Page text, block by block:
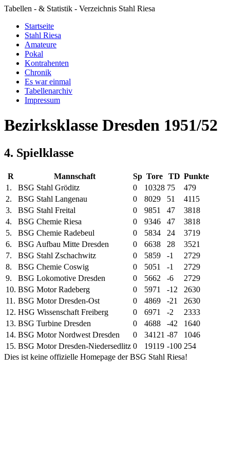
Tabellen - & Statistik - Verzeichnis Stahl Riesa
Startseite
Stahl Riesa
Amateure
Pokal
Kontrahenten
Chronik
Es war einmal
Tabellenarchiv
Impressum
Bezirksklasse Dresden 1951/52
4. Spielklasse
R Mannschaft Sp Tore TD Punkte
1.
BSG Stahl Gröditz 0 10328 75 479
2.
BSG Stahl Langenau 0 8029 51 4115
3.
BSG Stahl Freital 0 9851 47 3818
4.
BSG Chemie Riesa 0 9346 47 3818
5.
BSG Chemie Radebeul 0 5834 24 3719
6.
BSG Aufbau Mitte Dresden 0 6638 28 3521
7.
BSG Stahl Zschachwitz 0 5859 -1 2729
8.
BSG Chemie Coswig 0 5051 -1 2729
9.
BSG Lokomotive Dresden 0 5662 -6 2729
10. BSG Motor Radeberg 0 5971 -12 2630
11. BSG Motor Dresden-Ost 0 4869 -21 2630
12. HSG Wissenschaft Freiberg 0 6971 -2 2333
13. BSG Turbine Dresden 0 4688 -42 1640
14. BSG Motor Nordwest Dresden 0 34121 -87 1046
15. BSG Motor Dresden-Niedersedlitz 0 19119 -100 254
Dies ist keine offizielle Homepage der BSG Stahl Riesa!